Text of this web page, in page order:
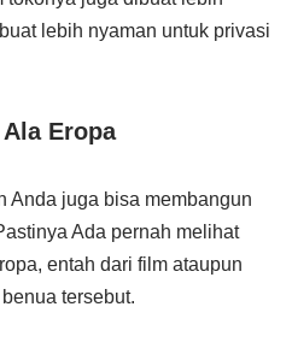
lebih nyaman untuk privasi
Eropa
Anda juga bisa membangun
Ada pernah melihat
entah dari film ataupun
tersebut.